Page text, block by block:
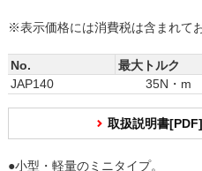
※表示価格には消費税は含まれて
No. 最大トルク
JAP140
35N・m
取扱説明書
●小型・軽量のミニタイプ。